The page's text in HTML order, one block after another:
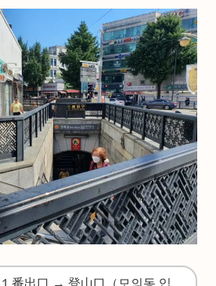
番出口 → 登山口（모의동 입